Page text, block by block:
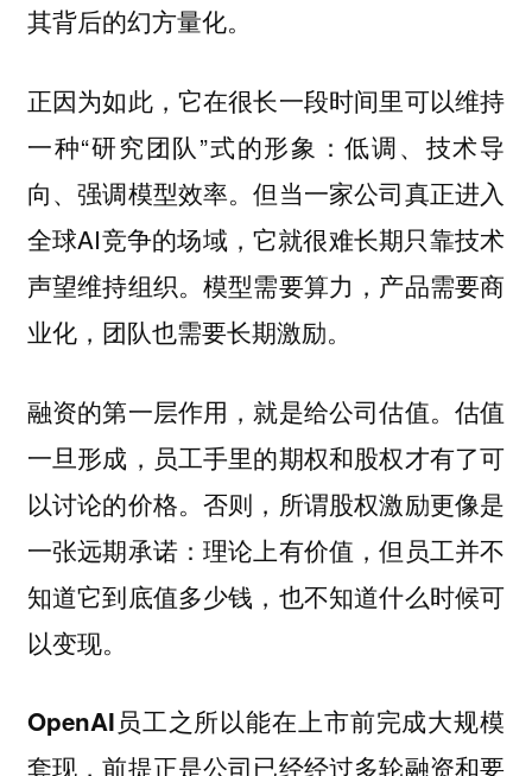
其背后的幻方量化。
正因为如此，它在很长一段时间里可以维持
一种“研究团队”式的形象：低调、技术导
向、强调模型效率。但当一家公司真正进入
全球AI竞争的场域，它就很难长期只靠技术
声望维持组织。模型需要算力，产品需要商
业化，团队也需要长期激励。
融资的第一层作用，就是给公司估值。估值
一旦形成，员工手里的期权和股权才有了可
以讨论的价格。否则，所谓股权激励更像是
一张远期承诺：理论上有价值，但员工并不
知道它到底值多少钱，也不知道什么时候可
以变现。
OpenAI员工之所以能在上市前完成大规模
套现，前提正是公司已经经过多轮融资和要